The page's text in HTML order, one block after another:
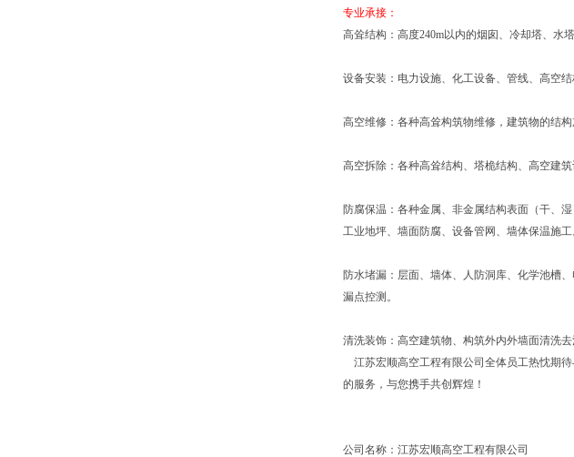
专业承接：
高耸结构：高度240m以内的烟囱、冷却塔、水
设备安装：电力设施、化工设备、管线、高空结
高空维修：各种高耸构筑物维修，建筑物的结
高空拆除：各种高耸结构、塔桅结构、高空建筑
防腐保温：各种金属、非金属结构表面（干、
工业地坪、墙面防腐、设备管网、墙体保温施工
防水堵漏：层面、墙体、人防洞库、化学池槽
漏点控测。
清洗装饰：高空建筑物、构筑外内外墙面清洗
江苏宏顺高空工程有限公司全体员工热忱期
的服务，与您携手共创辉煌！
公司名称：江苏宏顺高空工程有限公司